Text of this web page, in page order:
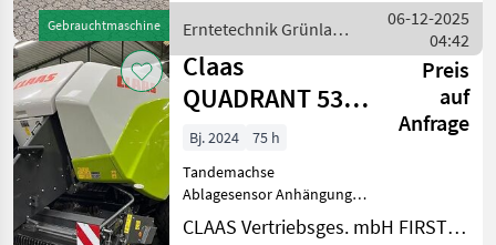
Gebrauchtmaschine
Arbeitsbreite: 235 cm
Ballenausstoßer
Ballenauswer
Erntetechnik Grünland
/ Claas
06-12-2025
04:42
Claas
QUADRANT 5300
FC T+ST
Preis
auf
Anfrage
Bj. 2024
75 h
Tandemachse
Ablagesensor Anhängung:
Stützfuß, hydraulisch
Anzahl Messer: 51
CLAAS Vertriebsges. mbH FIRST CLAAS USED Center Hockenheim